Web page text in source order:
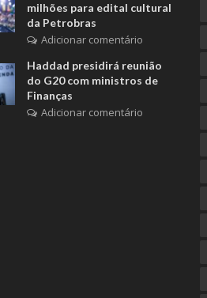
milhões para edital cultural
da Petrobras
Adicionar comentário
Haddad presidirá reunião
do G20 com ministros de
Finanças
Adicionar comentário